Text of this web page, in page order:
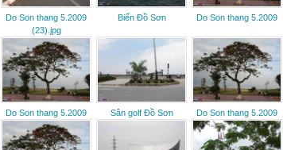
Do Son thang 5.2009
(23).jpg
Biển Đồ Sơn Do Son thang 5.2009
Do Son thang 5.2009 Sân golf Đồ Sơn Do Son thang 5.2009